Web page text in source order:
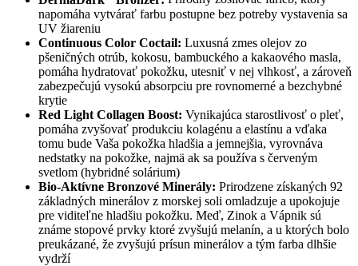
napomáha vytvárať farbu postupne bez potreby vystavenia sa
UV žiareniu
Continuous Color Coctail: Luxusná zmes olejov zo
pšeničných otrúb, kokosu, bambuckého a kakaového masla,
pomáha hydratovať pokožku, utesniť v nej vlhkosť, a zároveň
zabezpečujú vysokú absorpciu pre rovnomerné a bezchybné
krytie
Red Light Collagen Boost: Vynikajúca starostlivosť o pleť,
pomáha zvyšovať produkciu kolagénu a elastínu a vďaka
tomu bude Vaša pokožka hladšia a jemnejšia, vyrovnáva
nedstatky na pokožke, najmä ak sa používa s červeným
svetlom (hybridné solárium)
Bio-Aktívne Bronzové Minerály: Prirodzene získaných 92
základných minerálov z morskej soli omladzuje a upokojuje
pre viditeľne hladšiu pokožku. Meď, Zinok a Vápnik sú
známe stopové prvky ktoré zvyšujú melanín, a u ktorých bolo
preukázané, že zvyšujú prísun minerálov a tým farba dlhšie
vydrží